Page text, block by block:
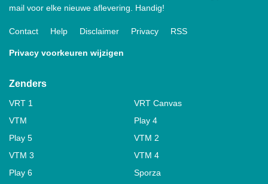
mail voor elke nieuwe aflevering. Handig!
Contact Help Disclaimer Privacy RSS
Privacy voorkeuren wijzigen
Zenders
VRT 1
VRT Canvas
VTM
Play 4
Play 5
VTM 2
VTM 3
VTM 4
Play 6
Sporza